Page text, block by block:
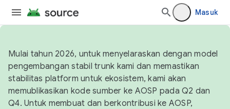
Masuk
Mulai tahun 2026, untuk menyelaraskan dengan model
pengembangan stabil trunk kami dan memastikan
stabilitas platform untuk ekosistem, kami akan
memublikasikan kode sumber ke AOSP pada Q2 dan
Q4. Untuk membuat dan berkontribusi ke AOSP,